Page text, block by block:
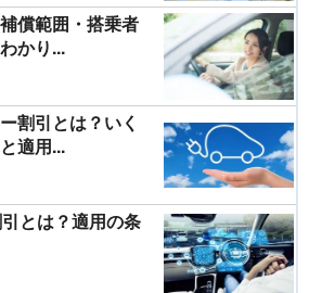
償範囲・搭乗者
かり...
割引とは？いく
適用...
とは？適用の条